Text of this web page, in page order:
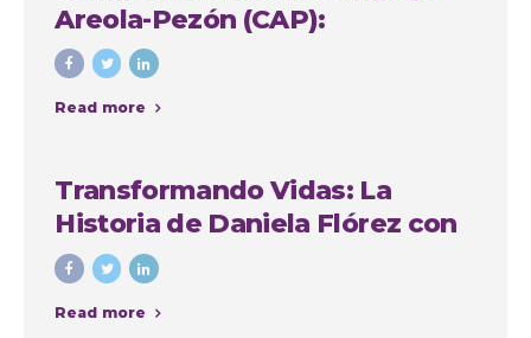
Areola-Pezón (CAP):
Importancia y Soluciones en
Cirugía Plástica
Read more
Transformando Vidas: La
Historia de Daniela Flórez con
Nuestro Grupo Quirúrgico en
Medellín
Read more